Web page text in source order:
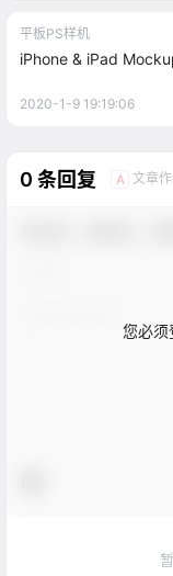
平板PS样机
iPhone & iPad
2020-1-9 19:19:06
0 条回复 A 文章
您必须